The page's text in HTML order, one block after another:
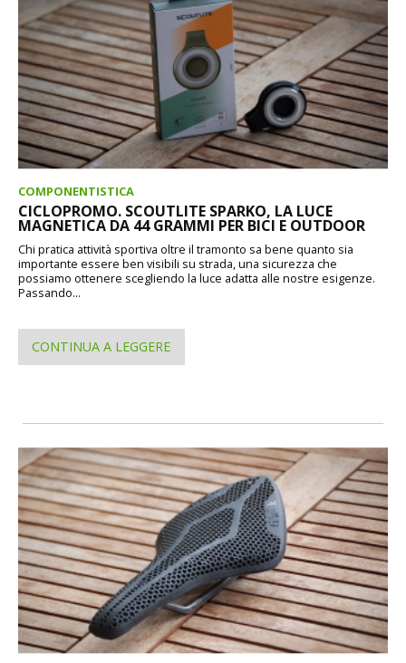
COMPONENTISTICA
CICLOPROMO. SCOUTLITE SPARKO, LA LUCE
MAGNETICA DA 44 GRAMMI PER BICI E OUTDOOR
Chi pratica attività sportiva oltre il tramonto sa bene quanto sia
importante essere ben visibili su strada, una sicurezza che
possiamo ottenere scegliendo la luce adatta alle nostre esigenze.
Passando...
CONTINUA A LEGGERE